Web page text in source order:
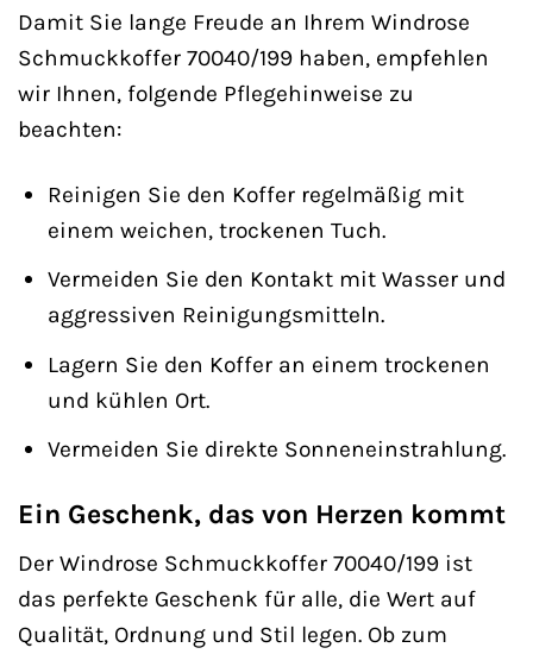
Damit Sie lange Freude an Ihrem Windrose
Schmuckkoffer 70040/199 haben, empfehlen
wir Ihnen, folgende Pflegehinweise zu
beachten:
Reinigen Sie den Koffer regelmäßig mit
einem weichen, trockenen Tuch.
Vermeiden Sie den Kontakt mit Wasser und
aggressiven Reinigungsmitteln.
Lagern Sie den Koffer an einem trockenen
und kühlen Ort.
Vermeiden Sie direkte Sonneneinstrahlung.
Ein Geschenk, das von Herzen kommt
Der Windrose Schmuckkoffer 70040/199 ist
das perfekte Geschenk für alle, die Wert auf
Qualität, Ordnung und Stil legen. Ob zum